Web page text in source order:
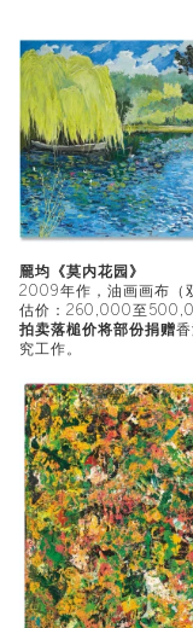
龎均《莫内花园》
2009年作，油画画布（
估价：260,000至
拍卖落槌价将部份捐赠
究工作。